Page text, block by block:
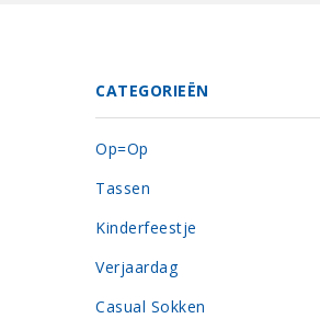
CATEGORIEËN
Op=Op
Tassen
Kinderfeestje
Verjaardag
Casual Sokken